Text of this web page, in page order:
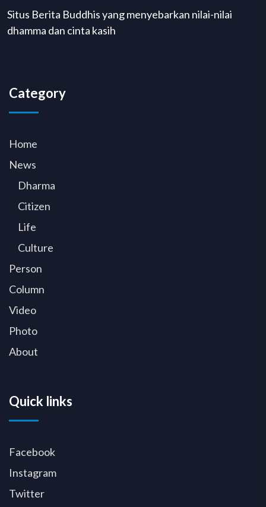
Situs Berita Buddhis yang menyebarkan nilai-nilai
dhamma dan cinta kasih
Category
Home
News
Dharma
Citizen
Life
Culture
Person
Column
Video
Photo
About
Quick links
Facebook
Instagram
Twitter